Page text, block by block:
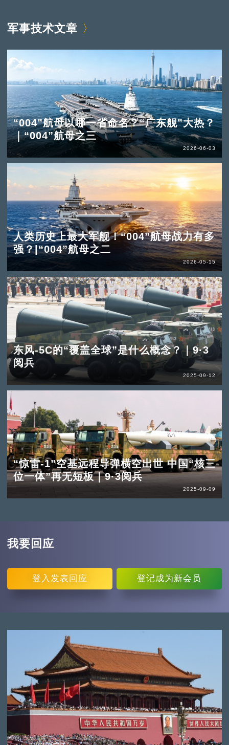
军事技术文章
“004”航母以哪一省命名？“广东舰”大热？
｜“004”航母之三
2026-06-03
人类历史上最大军舰！“004”航母战力有多
强？|“004”航母之二
2026-05-15
东风-5C的“覆盖全球”是什么概念？｜9·3
阅兵
2025-09-12
“惊雷-1”空基远程导弹横空出世 中国“核三
位一体”再无短板｜9·3阅兵
2025-09-09
我要回应
登入 发表回应 登记成为新会员